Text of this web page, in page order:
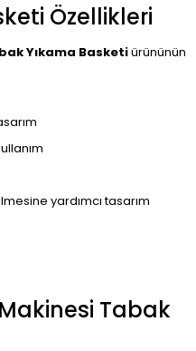
Özellikleri
Yıkama Basketiürününün
yardımcı tasarım
Tabak